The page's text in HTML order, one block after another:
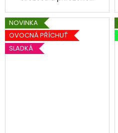
NOVINKA
OVOCNÁ PŘÍCHUŤ
SLADKÁ